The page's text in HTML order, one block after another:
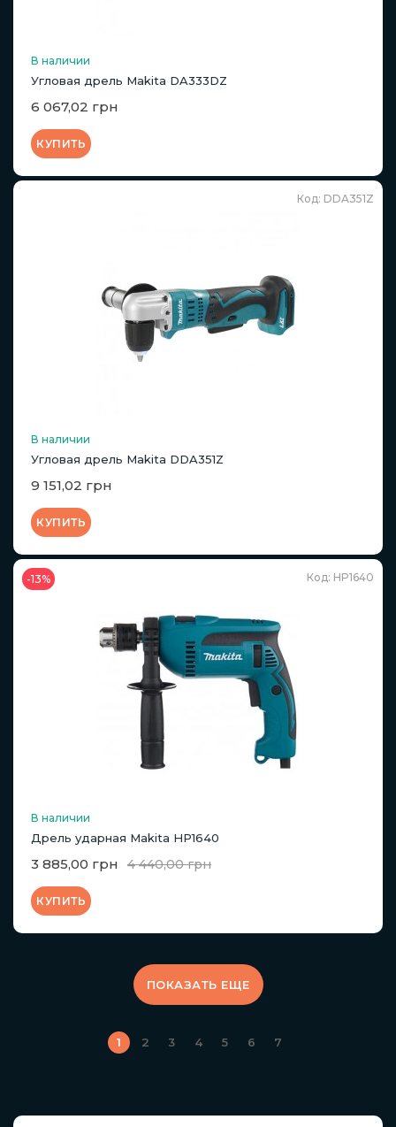
В наличии
Угловая дрель Makita DA333DZ
6 067,02 грн
КУПИТЬ
Код: DDA351Z
В наличии
Угловая дрель Makita DDA351Z
9 151,02 грн
КУПИТЬ
-13% Код: HP1640
В наличии
Дрель ударная Makita HP1640
3 885,00 грн 4 440,00 грн
КУПИТЬ
ПОКАЗАТЬ ЕЩЕ
1 2 3 4 5 6 7